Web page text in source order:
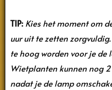
TIP: Kies het moment om
uur uit te zetten
te hoog worden voor je de
Wietplanten kunnen nog
nadat je de lamp